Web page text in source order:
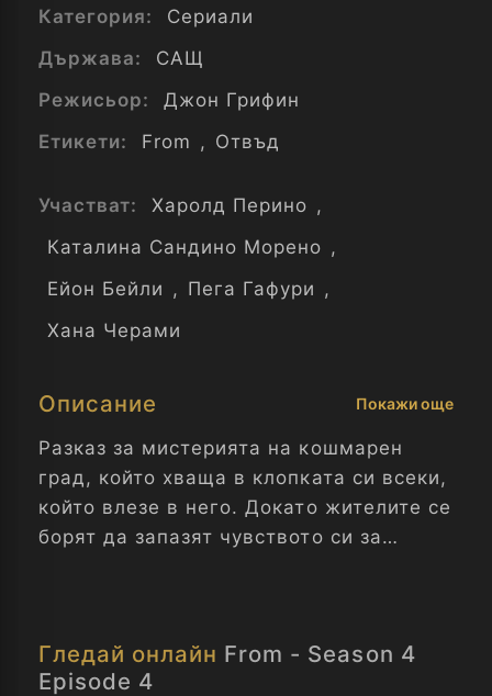
Категория:
Сериали
Държава:
САЩ
Режисьор:
Джон Грифин
Етикети:
From , Отвъд
Участват: Харолд Перино ,
Каталина Сандино Морено ,
Ейон Бейли , Пега Гафури ,
Хана Черами
Описание Покажи още
Разказ за мистерията на кошмарен
град, който хваща в клопката си всеки,
който влезе в него. Докато жителите се
борят да запазят чувството си за
Отвъд - Сезон 4 Епизод 4
Гледай онлайн From - Season 4
Episode 4